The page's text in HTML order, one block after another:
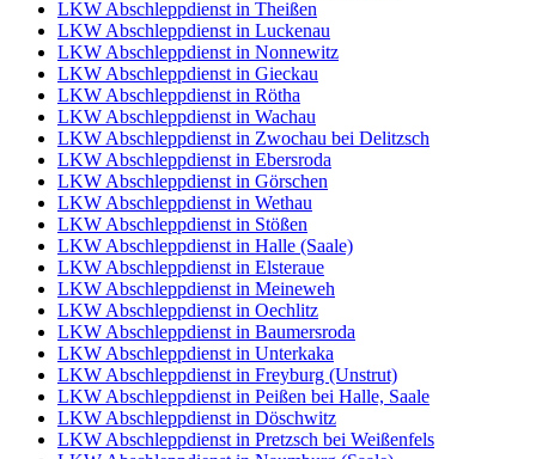
LKW Abschleppdienst in Theißen
LKW Abschleppdienst in Luckenau
LKW Abschleppdienst in Nonnewitz
LKW Abschleppdienst in Gieckau
LKW Abschleppdienst in Rötha
LKW Abschleppdienst in Wachau
LKW Abschleppdienst in Zwochau bei Delitzsch
LKW Abschleppdienst in Ebersroda
LKW Abschleppdienst in Görschen
LKW Abschleppdienst in Wethau
LKW Abschleppdienst in Stößen
LKW Abschleppdienst in Halle (Saale)
LKW Abschleppdienst in Elsteraue
LKW Abschleppdienst in Meineweh
LKW Abschleppdienst in Oechlitz
LKW Abschleppdienst in Baumersroda
LKW Abschleppdienst in Unterkaka
LKW Abschleppdienst in Freyburg (Unstrut)
LKW Abschleppdienst in Peißen bei Halle, Saale
LKW Abschleppdienst in Döschwitz
LKW Abschleppdienst in Pretzsch bei Weißenfels